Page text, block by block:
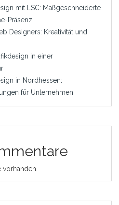
mit LSC: Maßgeschneiderte
Präsenz
Designers: Kreativität und
in einer
in Nordhessen:
für Unternehmen